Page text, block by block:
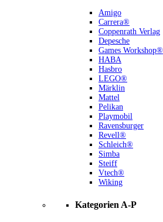
Amigo
Carrera®
Coppenrath Verlag
Depesche
Games Workshop®
HABA
Hasbro
LEGO®
Märklin
Mattel
Pelikan
Playmobil
Ravensburger
Revell®
Schleich®
Simba
Steiff
Vtech®
Wiking
Kategorien A-P